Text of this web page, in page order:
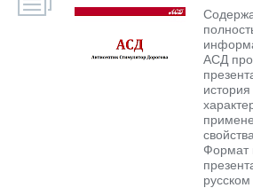
АСД
история
Формат
русском